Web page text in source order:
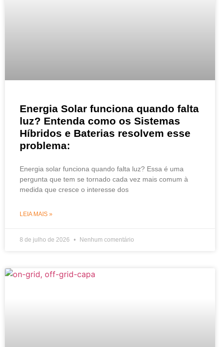
Energia Solar funciona quando falta
luz? Entenda como os Sistemas
Híbridos e Baterias resolvem esse
problema:
Energia solar funciona quando falta luz? Essa é uma
pergunta que tem se tornado cada vez mais comum à
medida que cresce o interesse dos
LEIA MAIS »
8 de julho de 2026 Nenhum comentário